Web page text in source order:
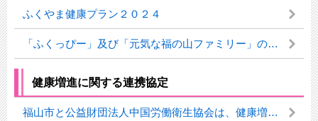
ふくやま健康プラン２０２４
「ふくっぴー」及び「元気な福の山ファミリー」のイラスト使用について
健康増進に関する連携協定
福山市と公益財団法人中国労働衛生協会は、健康増進に関する連携協定を締結しました